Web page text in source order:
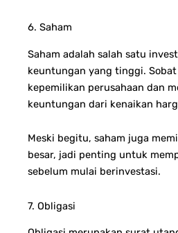
6. Saham
Saham adalah salah satu
keuntungan yang tinggi.
kepemilikan perusahaan dan
keuntungan dari kenaikan
Meski begitu, saham juga
besar, jadi penting untuk
sebelum mulai berinvestasi.
7. Obligasi